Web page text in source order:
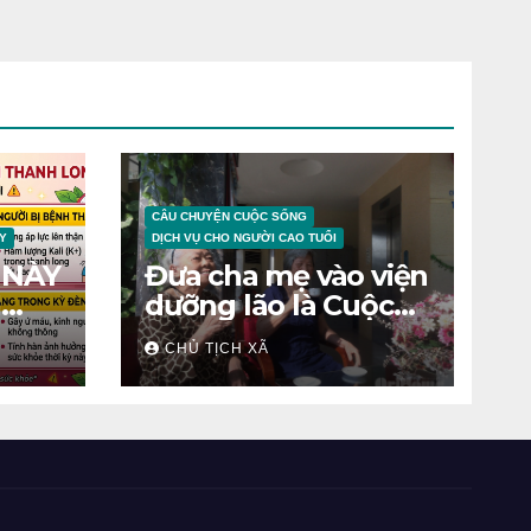
CÂU CHUYỆN CUỘC SỐNG
DỊCH VỤ CHO NGƯỜI CAO TUỔI
Đưa cha mẹ vào viện
dưỡng lão là Cuộc
chiến tâm lý
CHỦ TỊCH XÃ